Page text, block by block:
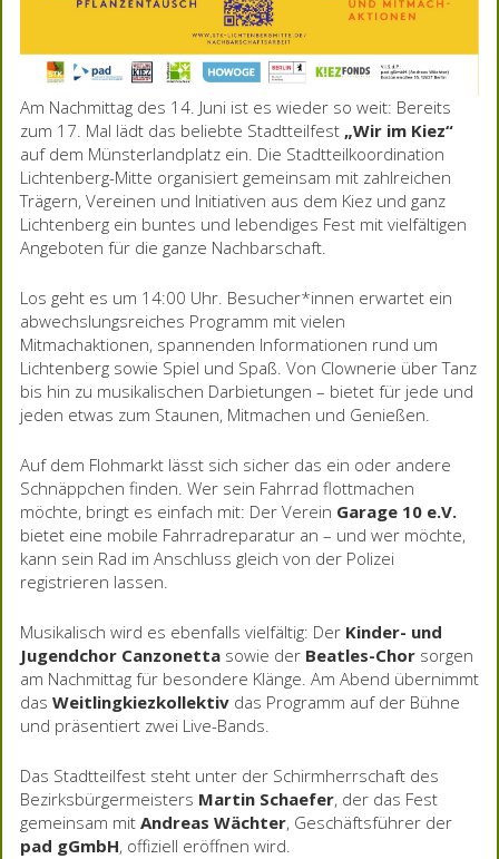
Am Nachmittag des 14. Juni ist es wieder so weit: Bereits
zum 17. Mal lädt das beliebte Stadtteilfest „Wir im Kiez“
auf dem Münsterlandplatz ein. Die Stadtteilkoordination
Lichtenberg-Mitte organisiert gemeinsam mit zahlreichen
Trägern, Vereinen und Initiativen aus dem Kiez und ganz
Lichtenberg ein buntes und lebendiges Fest mit vielfältigen
Angeboten für die ganze Nachbarschaft.
Los geht es um 14:00 Uhr. Besucher*innen erwartet ein
abwechslungsreiches Programm mit vielen
Mitmachaktionen, spannenden Informationen rund um
Lichtenberg sowie Spiel und Spaß. Von Clownerie über Tanz
bis hin zu musikalischen Darbietungen – bietet für jede und
jeden etwas zum Staunen, Mitmachen und Genießen.
Auf dem Flohmarkt lässt sich sicher das ein oder andere
Schnäppchen finden. Wer sein Fahrrad flottmachen
möchte, bringt es einfach mit: Der Verein Garage 10 e.V.
bietet eine mobile Fahrradreparatur an – und wer möchte,
kann sein Rad im Anschluss gleich von der Polizei
registrieren lassen.
Musikalisch wird es ebenfalls vielfältig: Der Kinder- und
Jugendchor Canzonetta sowie der Beatles-Chor sorgen
am Nachmittag für besondere Klänge. Am Abend übernimmt
das Weitlingkiezkollektiv das Programm auf der Bühne
und präsentiert zwei Live-Bands.
Das Stadtteilfest steht unter der Schirmherrschaft des
Bezirksbürgermeisters Martin Schaefer, der das Fest
gemeinsam mit Andreas Wächter, Geschäftsführer der
pad gGmbH, offiziell eröffnen wird.